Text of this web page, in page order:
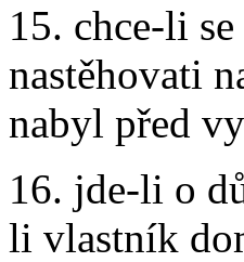
15. chce-li
nastěhovati
nabyl před
16. jde-li o
li vlastník